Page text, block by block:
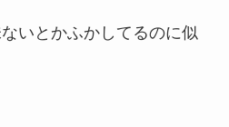
いとかふかしてるのに似